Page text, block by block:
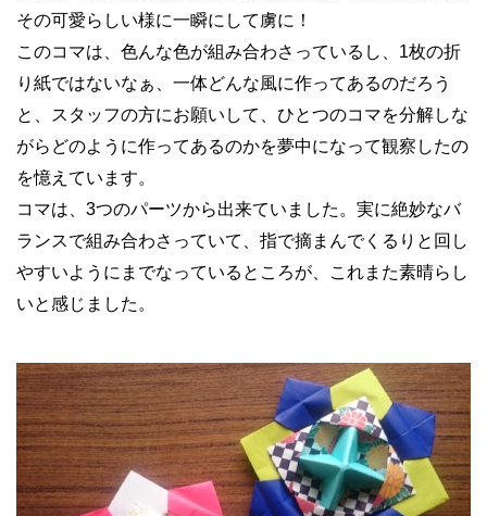
その可愛らしい様に一瞬にして虜に！
このコマは、色んな色が組み合わさっているし、1枚の折
り紙ではないなぁ、一体どんな風に作ってあるのだろう
と、スタッフの方にお願いして、ひとつのコマを分解しな
がらどのように作ってあるのかを夢中になって観察したの
を憶えています。
コマは、3つのパーツから出来ていました。実に絶妙なバ
ランスで組み合わさっていて、指で摘まんでくるりと回し
やすいようにまでなっているところが、これまた素晴らし
いと感じました。